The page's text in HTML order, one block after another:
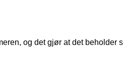
og det gjør at det beholder